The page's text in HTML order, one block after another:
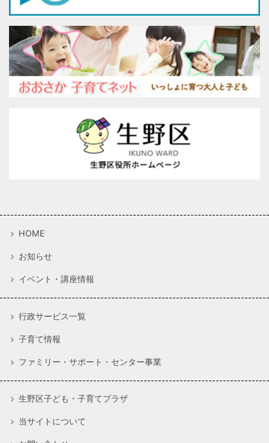
HOME
お知らせ
イベント・講座情報
行政サービス一覧
子育て情報
ファミリー・サポート・センター事業
生野区子ども・子育てプラザ
当サイトについて